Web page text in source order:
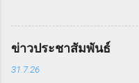
จัดทำรายง
สำรวจ มีกา
ชี้วัดทางสัง
กิจการ แล
เกิดจากการ
สังคม และ
ข่าวประชาสัมพันธ์
31.7.26